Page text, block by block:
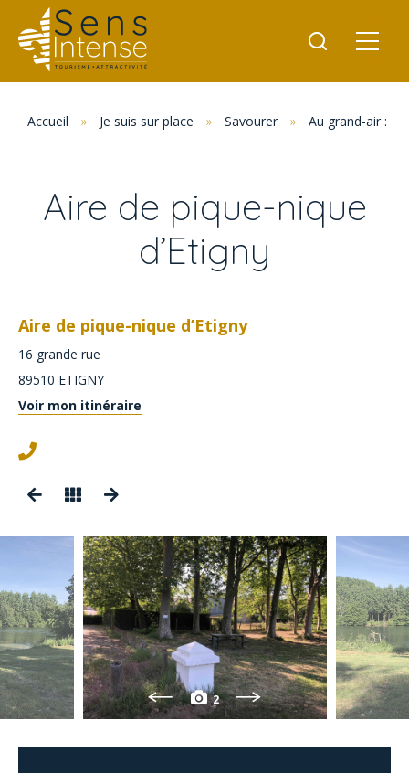
Accueil » Je suis sur place » Savourer » Au grand-air :
Aire de pique-nique
d’Etigny
Aire de pique-nique d’Etigny
16 grande rue
89510 ETIGNY
Voir mon itinéraire
2